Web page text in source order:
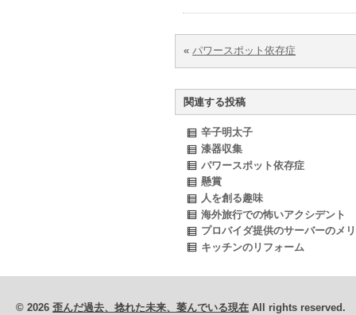
« パワースポット依存症
関連する投稿
辛子明太子
漆器収集
パワースポット依存症
懸賞
人を創る趣味
海外旅行での怖いアクシデント
プロバイダ提供のサーバーのメ
キッチンのリフォーム
© 2026 歪んだ過去、捻れた未来、萎んでいる現在 All rights reserved.